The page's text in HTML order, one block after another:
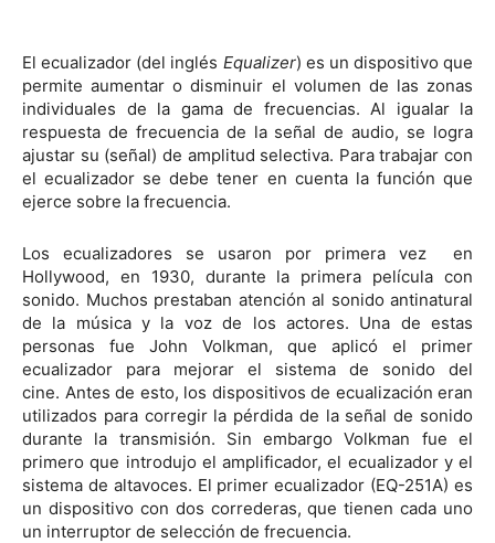
El ecualizador (del inglés Equalizer) es un dispositivo que
permite aumentar o disminuir el volumen de las zonas
individuales de la gama de frecuencias. Al igualar la
respuesta de frecuencia de la señal de audio, se logra
ajustar su (señal) de amplitud selectiva. Para trabajar con
el ecualizador se debe tener en cuenta la función que
ejerce sobre la frecuencia.
Los ecualizadores se usaron por primera vez en
Hollywood, en 1930, durante la primera película con
sonido. Muchos prestaban atención al sonido antinatural
de la música y la voz de los actores. Una de estas
personas fue John Volkman, que aplicó el primer
ecualizador para mejorar el sistema de sonido del
cine. Antes de esto, los dispositivos de ecualización eran
utilizados para corregir la pérdida de la señal de sonido
durante la transmisión. Sin embargo Volkman fue el
primero que introdujo el amplificador, el ecualizador y el
sistema de altavoces. El primer ecualizador (EQ-251A) es
un dispositivo con dos correderas, que tienen cada uno
un interruptor de selección de frecuencia.